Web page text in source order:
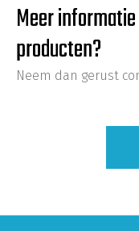
Meer
producten?
Neem dan gerust